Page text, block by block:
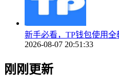
新手必看，TP钱包使用
2026-08-07 20:51:33
刚刚更新